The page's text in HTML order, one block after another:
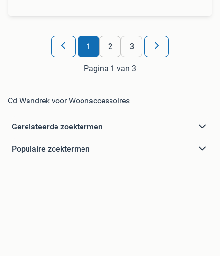
1 2 3
Pagina 1 van 3
Cd Wandrek voor Woonaccessoires
Gerelateerde zoektermen
Populaire zoektermen